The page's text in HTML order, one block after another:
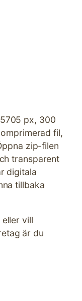
px, 300
fil,
zip-filen
transparent
digitala
tillbaka
vill
är du